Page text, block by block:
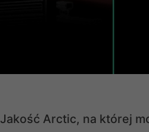
Jakość Arctic, na której